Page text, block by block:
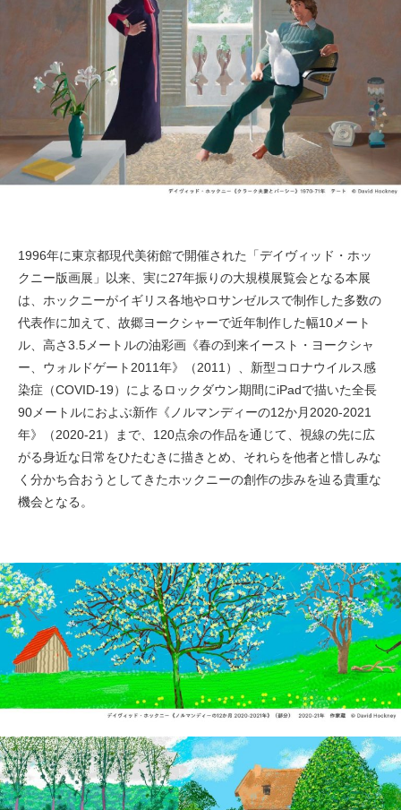
1996年に東京都現代美術館で開催された「デイヴィッド・ホッ
クニー版画展」以来、実に27年振りの大規模展覧会となる本展
は、ホックニーがイギリス各地やロサンゼルスで制作した多数の
代表作に加えて、故郷ヨークシャーで近年制作した幅10メート
ル、高さ3.5メートルの油彩画《春の到来イースト・ヨークシャ
ー、ウォルドゲート2011年》（2011）、新型コロナウイルス感
染症（COVID-19）によるロックダウン期間にiPadで描いた全長
90メートルにおよぶ新作《ノルマンディーの12か月2020-2021
年》（2020-21）まで、120点余の作品を通じて、視線の先に広
がる身近な日常をひたむきに描きとめ、それらを他者と惜しみな
く分かち合おうとしてきたホックニーの創作の歩みを辿る貴重な
機会となる。